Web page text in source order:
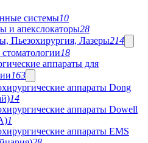
системы10
и апекслокаторы28
Пьезохирургия, Лазеры214
18
аппараты для
163
аппараты Dong
14
аппараты Dowell
1
аппараты EMS